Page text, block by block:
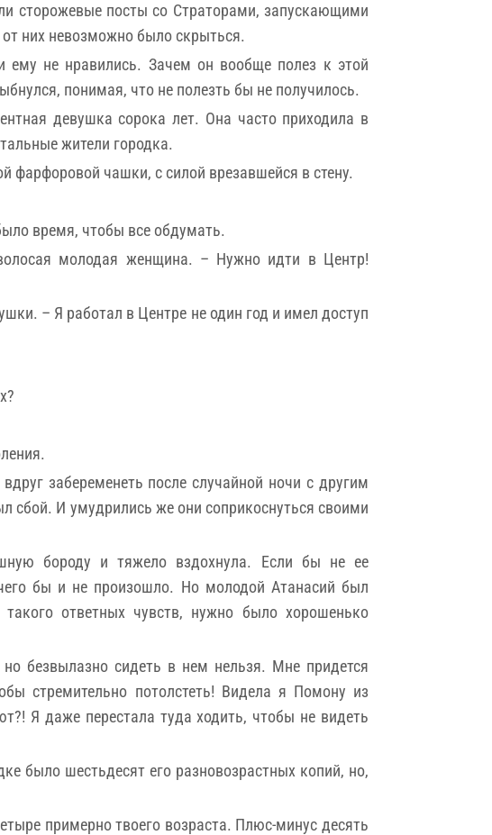
сторожевые посты со Страторами, запускающими
них невозможно было скрыться.
не нравились. Зачем он вообще полез к этой
понимая, что не полезть бы не получилось.
девушка сорока лет. Она часто приходила в
жители городка.
фарфоровой чашки, с силой врезавшейся в стену.
время, чтобы все обдумать.
молодая женщина. – Нужно идти в Центр!
– Я работал в Центре не один год и имел доступ
забеременеть после случайной ночи с другим
сбой. И умудрились же они соприкоснуться своими
бороду и тяжело вздохнула. Если бы не ее
бы и не произошло. Но молодой Атанасий был
ответных чувств, нужно было хорошенько
безвылазно сидеть в нем нельзя. Мне придется
стремительно потолстеть! Видела я Помону из
Я даже перестала туда ходить, чтобы не видеть
было шестьдесят его разновозрастных копий, но,
примерно твоего возраста. Плюс-минус десять